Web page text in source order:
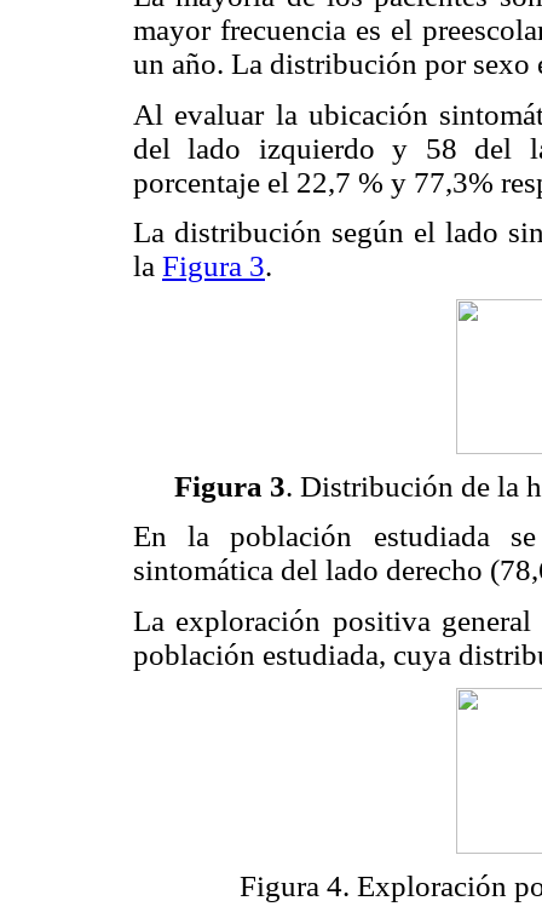
mayor frecuencia es el
un año. La distribución por sexo
Al evaluar la ubicación
del lado izquierdo y 58 del
porcentaje el 22,7 % y 77,3%
La distribución según el lado
la Figura 3.
Figura 3. Distribución de la
En la población estudiada
sintomática del lado derecho
La exploración positiva
población estudiada, cuya
Figura 4. Exploración